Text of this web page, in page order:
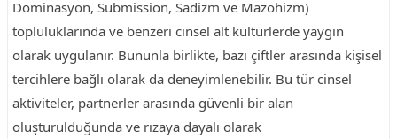
Dominasyon, Submission, Sadizm ve Mazohizm)
topluluklarında ve benzeri cinsel alt kültürlerde yaygın
olarak uygulanır. Bununla birlikte, bazı çiftler arasında kişisel
tercihlere bağlı olarak da deneyimlenebilir. Bu tür cinsel
aktiviteler, partnerler arasında güvenli bir alan
oluşturulduğunda ve rızaya dayalı olarak